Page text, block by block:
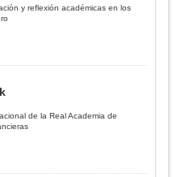
y reflexión académicas en los
de la Real Academia de